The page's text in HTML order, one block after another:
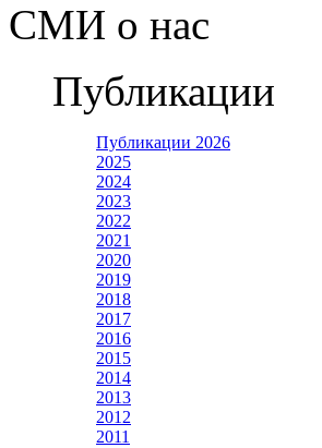
СМИ о нас
Публикации
Публикации 2026
2025
2024
2023
2022
2021
2020
2019
2018
2017
2016
2015
2014
2013
2012
2011